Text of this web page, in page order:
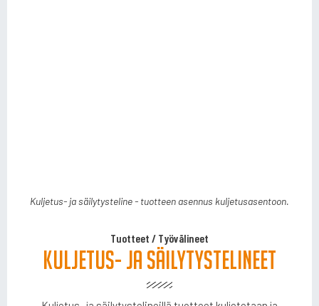
Kuljetus- ja säilytysteline - tuotteen asennus kuljetusasentoon.
Kuljetus- ja säilytysteline tuotteen kuljetusoasennossa.
Tuotteet / Työvälineet
Kuljetus- ja säilytystelineet